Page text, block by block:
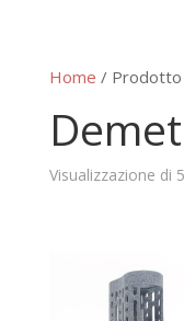
Home / Prodotto
Visualizzazione di